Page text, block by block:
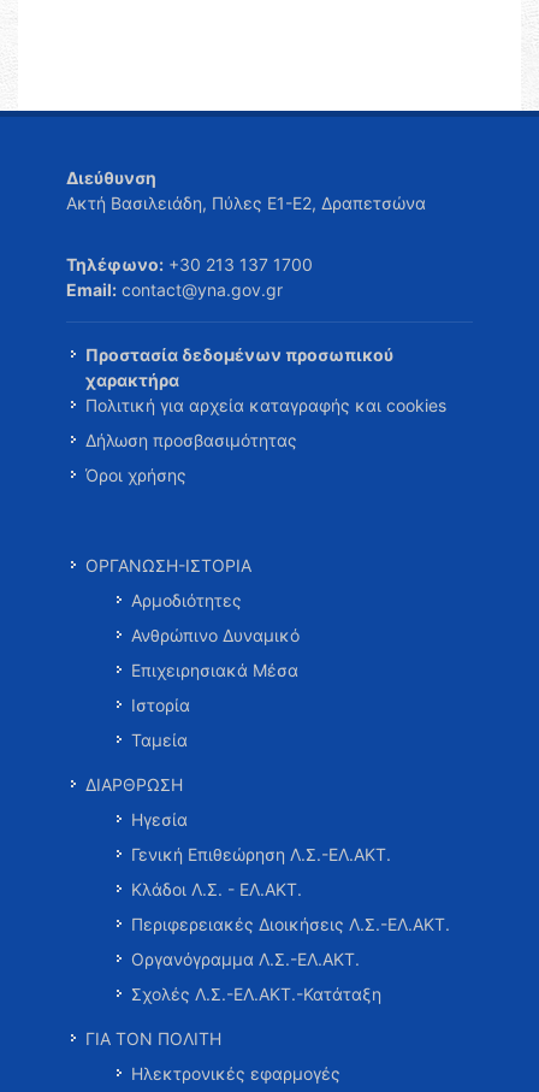
Διεύθυνση
Ακτή Βασιλειάδη, Πύλες Ε1-Ε2, Δραπετσώνα
Τηλέφωνο: +30 213 137 1700
Email: contact@yna.gov.gr
Προστασία δεδομένων προσωπικού
χαρακτήρα
Πολιτική για αρχεία καταγραφής και cookies
Δήλωση προσβασιμότητας
Όροι χρήσης
ΟΡΓΑΝΩΣΗ-ΙΣΤΟΡΙΑ
Αρμοδιότητες
Ανθρώπινο Δυναμικό
Επιχειρησιακά Μέσα
Ιστορία
Ταμεία
ΔΙΑΡΘΡΩΣΗ
Ηγεσία
Γενική Επιθεώρηση Λ.Σ.-ΕΛ.ΑΚΤ.
Κλάδοι Λ.Σ. - ΕΛ.ΑΚΤ.
Περιφερειακές Διοικήσεις Λ.Σ.-ΕΛ.ΑΚΤ.
Οργανόγραμμα Λ.Σ.-ΕΛ.ΑΚΤ.
Σχολές Λ.Σ.-ΕΛ.ΑΚΤ.-Κατάταξη
ΓΙΑ ΤΟΝ ΠΟΛΙΤΗ
Ηλεκτρονικές εφαρμογές